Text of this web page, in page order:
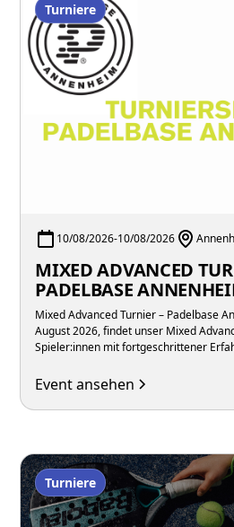
Turniere
10/08/2026-10/08/2026
MIXED ADVANCED
PADELBASE
Mixed Advanced Turnier – Padelbase
August 2026, findet unser Mixed
Spieler:innen mit fortgeschrittener
Event ansehen
Turniere